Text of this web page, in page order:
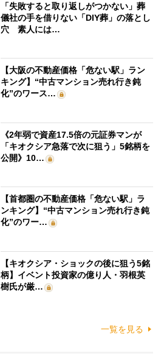
「失敗すると取り返しがつかない」葬
儀社の手を借りない「DIY葬」の落とし
穴 素人には…
【大阪の不動産価格「危ない駅」ラン
キング】“中古マンション売れ行き鈍
化”のワース…
《2年弱で資産17.5倍の元証券マンが
「キオクシア急落で次に狙う」5銘柄を
公開》10…
【首都圏の不動産価格「危ない駅」ラ
ンキング】“中古マンション売れ行き鈍
化”のワー…
【キオクシア・ショックの後に狙う5銘
柄】イベント投資家の億り人・羽根英
樹氏が厳…
一覧を見る